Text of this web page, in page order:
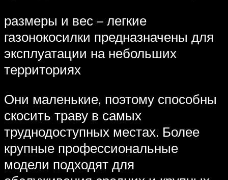
размеры и вес – легкие
газонокосилки предназначены для
эксплуатации на небольших
территориях
Они маленькие, поэтому способны
скосить траву в самых
труднодоступных местах. Более
крупные профессиональные
модели подходят для